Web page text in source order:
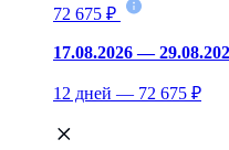
72 675 ₽
17.08.2026 —
12 дней — 72 675 ₽